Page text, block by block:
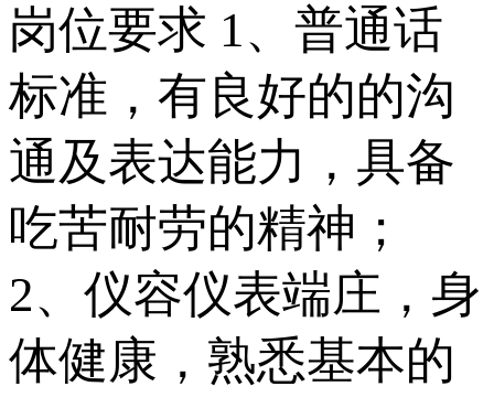
岗位要求 1、普通话
标准，有良好的的沟
通及表达能力，具备
吃苦耐劳的精神；
2、仪容仪表端庄，身
体健康，熟悉基本的